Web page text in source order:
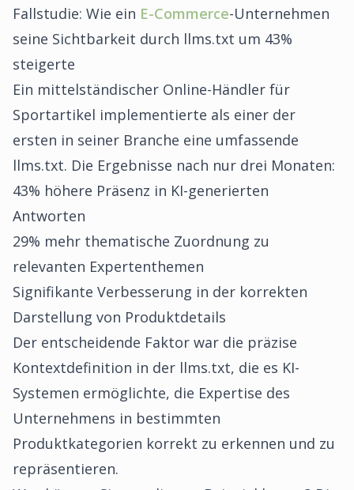
Fallstudie: Wie ein E-Commerce-Unternehmen
seine Sichtbarkeit durch llms.txt um 43%
steigerte
Ein mittelständischer Online-Händler für
Sportartikel implementierte als einer der
ersten in seiner Branche eine umfassende
llms.txt. Die Ergebnisse nach nur drei Monaten:
43% höhere Präsenz in KI-generierten
Antworten
29% mehr thematische Zuordnung zu
relevanten Expertenthemen
Signifikante Verbesserung in der korrekten
Darstellung von Produktdetails
Der entscheidende Faktor war die präzise
Kontextdefinition in der llms.txt, die es KI-
Systemen ermöglichte, die Expertise des
Unternehmens in bestimmten
Produktkategorien korrekt zu erkennen und zu
repräsentieren.